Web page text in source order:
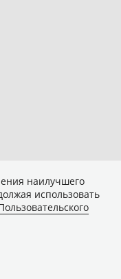
наилучшего
использовать